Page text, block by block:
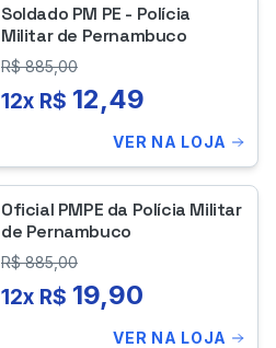
Soldado PM PE - Polícia
Militar de Pernambuco
R$885,00
12x R$ 12,49
VER NA LOJA
Oficial PMPE da Polícia Militar
de Pernambuco
R$885,00
12x R$ 19,90
VER NA LOJA